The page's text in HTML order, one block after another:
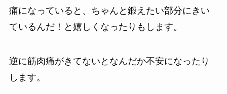
痛になっていると、ちゃんと鍛えたい部分にきい
ているんだ！と嬉しくなったりもします。
逆に筋肉痛がきてないとなんだか不安になったり
します。